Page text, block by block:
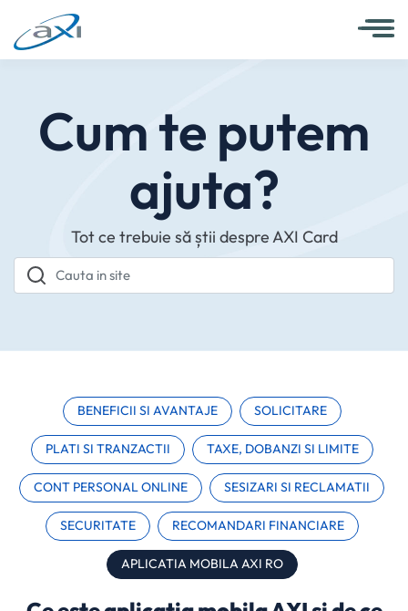
Cum te putem
ajuta?
Tot ce trebuie să știi despre AXI Card
BENEFICII SI AVANTAJE SOLICITARE
PLATI SI TRANZACTII TAXE, DOBANZI SI LIMITE
CONT PERSONAL ONLINE SESIZARI SI RECLAMATII
SECURITATE RECOMANDARI FINANCIARE
APLICATIA MOBILA AXI RO